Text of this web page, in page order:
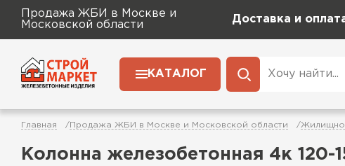
Продажа ЖБИ в Москве и
Московской области
Доставка и
КАТАЛОГ
Главная Продажа ЖБИ в Москве и Московской области
Колонна железобетонная 4к 120-